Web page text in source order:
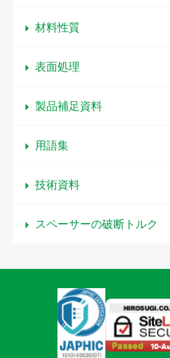
材料性質
表面処理
製品補足資料
用語集
技術資料
スペーサーの破断トルク